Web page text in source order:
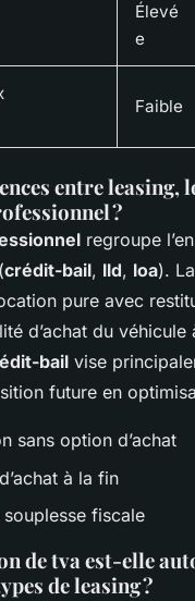
Élevé
e
Faible
entre leasing,
?
regroupe
crédit-bail, lld, loa). La
pure avec
d’achat du véhicule
bail vise
future en
sans option d’achat
à la fin
souplesse fiscale
de tva est-elle
de leasing ?